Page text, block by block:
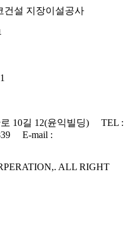
건설 지장이설공사
10길 12(윤익빌딩) TEL :
E-mail :
ALL RIGHT